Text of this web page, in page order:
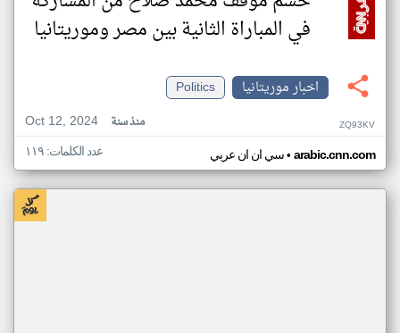
في المباراة الثانية بين مصر وموريتانيا
اخبار موريتانيا
Politics
Oct 12, 2024
منذ سنة ZQ93KV
سي ان ان عربي• arabic.cnn.com عدد الكلمات: ١١٩